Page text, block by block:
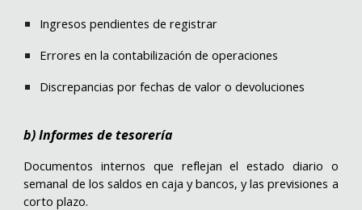
Ingresos pendientes de registrar
Errores en la contabilización de operaciones
Discrepancias por fechas de valor o devoluciones
b) Informes de tesorería
Documentos internos que reflejan el estado diario o
semanal de los saldos en caja y bancos, y las previsiones a
corto plazo.